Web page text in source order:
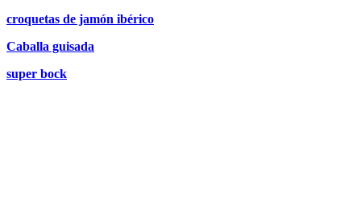
croquetas de jamón ibérico
Caballa guisada
super bock